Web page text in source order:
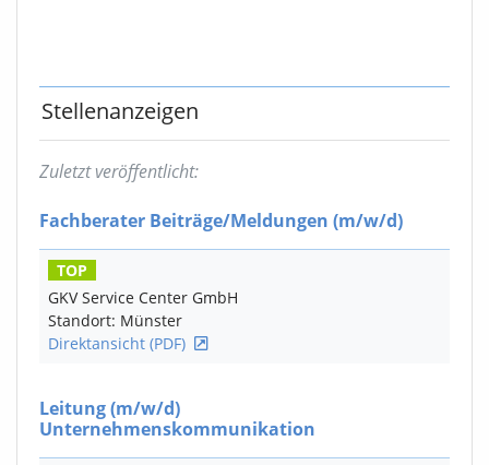
Stellenanzeigen
Zuletzt veröffentlicht:
Fachberater Beiträge/Meldungen (m/w/d)
TOP
GKV Service Center GmbH
Standort: Münster
Direktansicht (PDF)
Leitung(m/w/d)
Unternehmenskommunikation